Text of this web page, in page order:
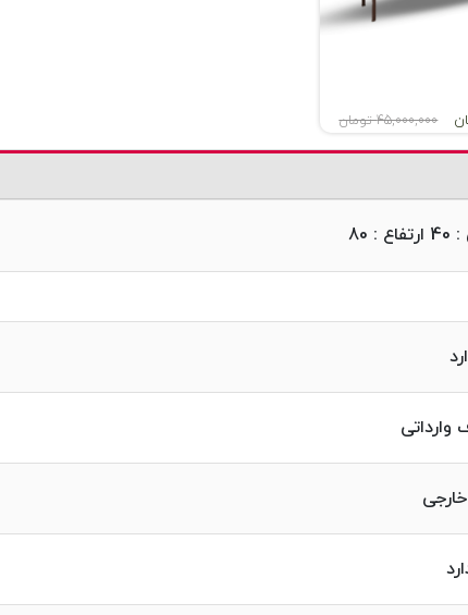
45,000,000 تومان
وارداتی